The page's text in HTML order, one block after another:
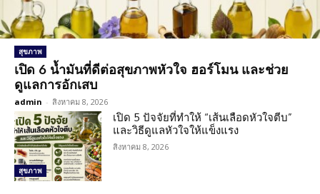
สุขภาพ
เปิด 6 น้ำมันที่ดีต่อสุขภาพหัวใจ ฮอร์โมน และช่วย
ดูแลการอักเสบ
admin - สิงหาคม 8, 2026
สุขภาพ
เปิด 5 ปัจจัยที่ทำให้ “เส้นเลือดหัวใจตีบ”
และวิธีดูแลหัวใจให้แข็งแรง
สิงหาคม 8, 2026